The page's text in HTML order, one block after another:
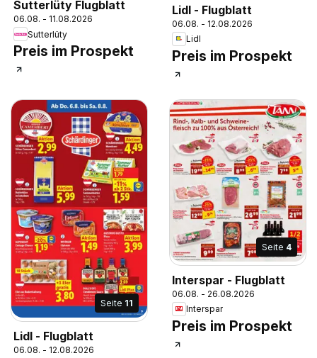
Sutterlüty Flugblatt
06.08. - 11.08.2026
Sutterlüty
Preis im Prospekt
Lidl - Flugblatt
06.08. - 12.08.2026
Lidl
Preis im Prospekt
Seite 11
Lidl - Flugblatt
06.08. - 12.08.2026
Seite 4
Interspar - Flugblatt
06.08. - 26.08.2026
Interspar
Preis im Prospekt